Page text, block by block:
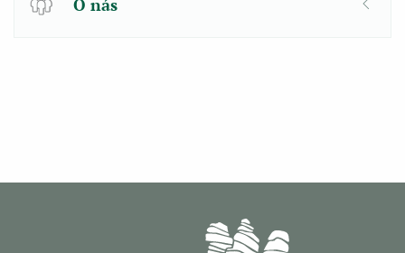
O nás